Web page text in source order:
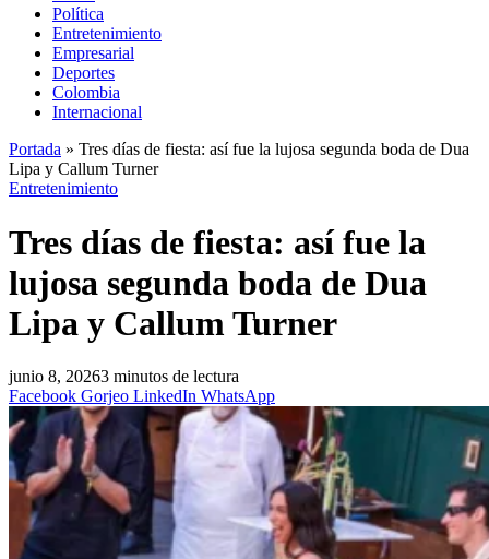
Política
Entretenimiento
Empresarial
Deportes
Colombia
Internacional
Portada » Tres días de fiesta: así fue la lujosa segunda boda de Dua
Lipa y Callum Turner
Entretenimiento
Tres días de fiesta: así fue la
lujosa segunda boda de Dua
Lipa y Callum Turner
junio 8, 20263 minutos de lectura
Facebook Gorjeo LinkedIn WhatsApp